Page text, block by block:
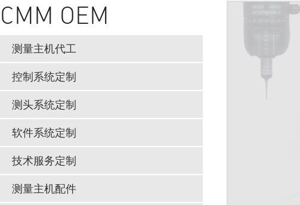
CMM OEM
测量主机代工
控制系统定制
测头系统定制
软件系统定制
技术服务定制
测量主机配件